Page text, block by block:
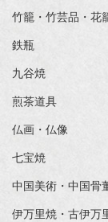
竹籠・竹芸品・花
鉄瓶
九谷焼
煎茶道具
仏画・仏像
七宝焼
中国美術・中国骨
伊万里焼・古伊万